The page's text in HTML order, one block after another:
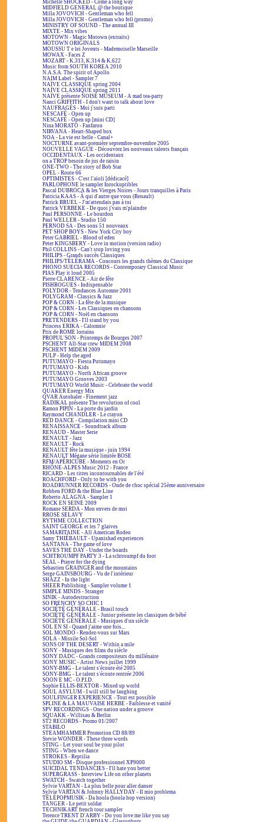
Michelle SHOCKED - Come a long way
MIDFIELD GENERAL @ the boutique
Milla JOVOVICH - Gentleman who fell
Milla JOVOVICH - Gentleman who fell (promo)
MINISTRY OF SOUND - The annual III
MIXTE - Mix vibes
MOTOWN - Magic Motown (extraits)
MOTOWN ORIGINALS
MOUSSU T e lei Jovents - Mademoiselle Marseille
MOWAX - Faces Z
MOZART - K.313, K.314 & K.622
Music from SOUTH KOREA 2010
N.A.S.A. The spirit of Apollo
NAIM Label - Sampler 7
NAÏVE CLASSIQUE spring 2004
NAÏVE CLASSIQUE spring 2011
NAÏVE présente NOISE MUSEUM - A mad tea-party
Nanci GRIFFITH - I don't want to talk about love
NAUFRAGÉS - Moi j'suis parti
NESCAFÉ - Open up
NESCAFÉ - Open up [mini CD]
Nina MORATO - Fanfaron
NIRVANA - Heart-Shaped box
NOA - La vie est belle - Canal+
NOCTURNE avant-première septembre-novembre 2005
NOUVELLE VAGUE - Découvrez les nouveaux talents français
OCCIDENTAUX - Les occidentaux
on a TROP besoin de jus de raisin
ONE-TWO - The story of Bob Star
OPEL - Route 66
OPTIMISTES - C'est l'aïoli [dédicacé]
PARLOPHONE le sampler Inrockuptibles
Pascal DUBROCA & les Vierges Noires - Jours tranquilles à Paris
Patricia KAAS - À qui d'autre que vous (Renault)
Patrick BRUEL - J'm'attendais pas à toi
Patrick VERBEKE - De quoi j'vais m'plaindre
Paul PERSONNE - Le bourdon
Paul WELLER - Studio 150
PERNOD SA - Des sons 51 nouveaux
PET SHOP BOYS - New York City boy
Peter GABRIEL - Blood of eden
Peter KINGSBERY - Love in motion (version radio)
Phil COLLINS - Can't stop loving you
PHILIPS - Grands succès Classiques
PHILIPS/TÉLÉRAMA - Concours les grands thèmes du Classique
PHONO SUECIA RECORDS - Contemporary Classical Music
PIAS Play it loud 2005
Pierre CLARENCE - Air de fête
PISHROGUES - Indispensable
POLYDOR - Tendances Automne 2001
POLYGRAM - Classics & Jazz
POP & CORN - La fête de la musique
POP & CORN - Les Classiques en chansons
POP & CORN - Noël en chansons
PRETENDERS - I'll stand by you
Princess ERIKA - Calomnie
Prix de ROME lorrains
PROPUL'SON - Printemps de Bourges 2007
PSCHENT All-Star crew MIDEM 2008
PSCHENT MIDEM 2009
PULP - Help the aged
PUTUMAYO - Fiesta Putumayo
PUTUMAYO - Kids
PUTUMAYO - North African groove
PUTUMAYO Grooves 2003
PUTUMAYO World Music - Celebrate the world
QUAKER Energy Mix
QVAR Autohaler - Finement jazz
RADIKAL présente The revolution of cool
Ramon PIPIN - La porte du jardin
Raymond CHANDLER - Le crayon
RED DANCE - Compilation mini CD
RENAISSANCE - Soundtrack album
RENAUD - Master Serie
RENAULT - Jazz
RENAULT - Rock
RENAULT fête la musique - juin 1994
RENAULT Mégane série limitée BOSE
RFM/APÉRICUBE - Moments en Or
RHÔNE-ALPES Music 2012 - France
RICARD - Les titres incontournables de l'été
ROACHFORD - Only to be with you
ROADRUNNER RECORDS - Onde de choc spécial 25ème anniversaire
Robben FORD & the Blue Line
Roberto ALAGNA - Sampler 1
ROCK EN SEINE 2009
Romane SERDA - Mon envers de moi
RROSE SELAVY
RYTHME COLLECTION
SAINT GEORGE et les 7 glaives
SAMARITAINE - All American Rodeo
Samy THIÉBAULT - Upanishad experiences
SANTANA - The game of love
SAVES THE DAY - Under the boards
SCHTROUMPF PARTY 3 - La schtroumpf du foot
SEAL - Prayer for the dying
Sebastien GRAINGER and the mountains
Serge GAINSBOURG - Vu de l'intérieur
SHAZZ - In the light
SHEER Publishing - Sampler volume 1
SIMPLE MINDS - Stranger
SINIK - Autodestruction
SO FRENCHY SO CHIC 1
SOCIÉTÉ GÉNÉRALE - Brasil touch
SOCIÉTÉ GÉNÉRALE - Junior présente les classiques de bébé
SOCIÉTÉ GÉNÉRALE - Musiques d'un siècle
SOL EN SI - Quand j'aime une fois...
SOL MONDO - Rendez-vous sur Mars
SOLA - Missile Sol-Sol
SONS OF THE DESERT - Within a mile
SONY - Musiques des films du siècle
SONY DADC - Grands compositeurs du millénaire
SONY MUSIC - Artist News juillet 1999
SONY-BMG - Le talent s'écoute été 2005
SONY-BMG - Le talent s'écoute rentrée 2006
SOON E MC - O.P.I.D.
Sophie ELLIS-BEXTOR - Mixed up world
SOUL ASYLUM - I will still be laughing
SOULFINGER EXPERIENCE - Tout est possible
SPLINE & LA MAUVAISE HERBE - Faiblesse et vanité
SPV RECORDINGS - One nation under a groove
SQUAKK - Willisau & Berlin
ST2 RECORDS - Promo 01/2007
STABILO
STEAMHAMMER Promotion CD 88/89
Stevie WONDER - These three words
STING - Let your soul be your pilot
STING - When we dance
STROKES - Reptilia
STUDIO SM - Disque professionnel XP9000
SUICIDAL TENDANCIES - I'll hate you better
SUPERGRASS - Interview Life on other planets
SWATCH - Swatch together
Sylvie VARTAN - La plus belle pour aller danser
Sylvie VARTAN & Johnny HALLYDAY - Il mio problema
TÉLÉPOPMUSIK - Da hoola (hoola hop version)
TANGER - Le petit soldat
TECHNIKART french tour sampler
Terence TRENT D'ARBY - Do you love me like you say